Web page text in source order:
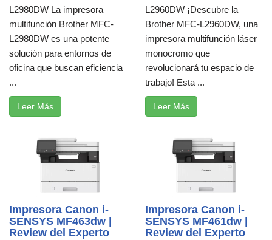
L2980DW La impresora
multifunción Brother MFC-
L2980DW es una potente
solución para entornos de
oficina que buscan eficiencia
...
Leer Más
L2960DW ¡Descubre la
Brother MFC-L2960DW, una
impresora multifunción láser
monocromo que
revolucionará tu espacio de
trabajo! Esta ...
Leer Más
Impresora Canon i-
SENSYS MF463dw |
Review del Experto
Impresora Canon i-
SENSYS MF461dw |
Review del Experto